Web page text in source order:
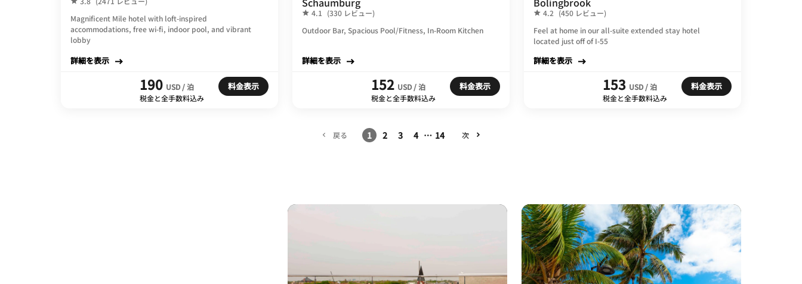
Magnificent Mile hotel with loft-inspired
accommodations, free wi-fi, indoor pool, and vibrant
lobby
詳細を表示
190 USD / 泊
税金と全手数料込み
料金表示
4.1
(330 レビュー)
Outdoor Bar, Spacious Pool/Fitness, In-Room Kitchen
詳細を表示
152 USD / 泊
税金と全手数料込み
料金表示
4.2 (450 レビュー)
Feel at home in our all-suite extended stay hotel
located just off of I-55
詳細を表示
153 USD / 泊
税金と全手数料込み
料金表示
戻る 1 2 3 4 … 14 次